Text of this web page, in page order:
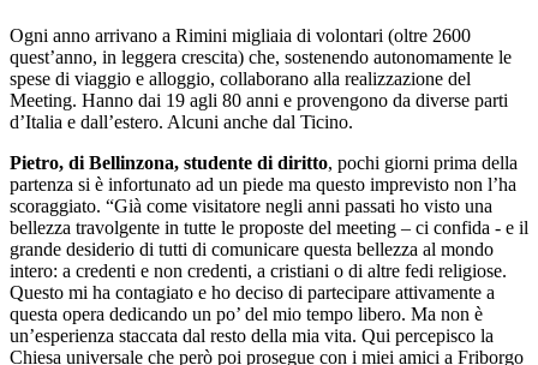
Ogni anno arrivano a Rimini migliaia di volontari (oltre 2600
quest’anno, in leggera crescita) che, sostenendo autonomamente le
spese di viaggio e alloggio, collaborano alla realizzazione del
Meeting. Hanno dai 19 agli 80 anni e provengono da diverse parti
d’Italia e dall’estero. Alcuni anche dal Ticino.
Pietro, di Bellinzona, studente di diritto, pochi giorni prima della
partenza si è infortunato ad un piede ma questo imprevisto non l’ha
scoraggiato. “Già come visitatore negli anni passati ho visto una
bellezza travolgente in tutte le proposte del meeting – ci confida - e il
grande desiderio di tutti di comunicare questa bellezza al mondo
intero: a credenti e non credenti, a cristiani o di altre fedi religiose.
Questo mi ha contagiato e ho deciso di partecipare attivamente a
questa opera dedicando un po’ del mio tempo libero. Ma non è
un’esperienza staccata dal resto della mia vita. Qui percepisco la
Chiesa universale che però poi prosegue con i miei amici a Friborgo